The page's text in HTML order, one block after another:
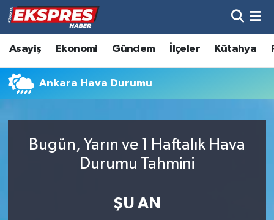
Asayiş Ekonomi Gündem İlçeler Kütahya
Ankara Hava Durumu
Bugün, Yarın ve 1 Haftalık Hava
Durumu Tahmini
ŞU AN
Altıntaş
Asayiş
Biyografiler
Hava Durumu
Trafik Durumu
Tüm Manşetler
Son Dakika Haberleri